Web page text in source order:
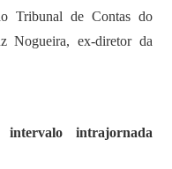
Tribunal de Contas do
Nogueira, ex-diretor da
intrajornada